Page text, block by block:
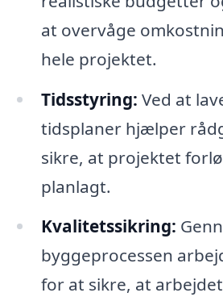
at overvåge
hele projektet.
Tidsstyring: Ved at
tidsplaner hjælper
sikre, at projektet
planlagt.
Kvalitetssikring:
byggeprocessen
for at sikre, at